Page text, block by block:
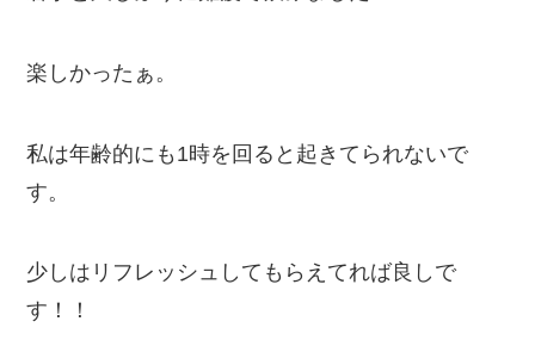
楽しかったぁ。
私は年齢的にも1時を回ると起きてられないで
す。
少しはリフレッシュしてもらえてれば良しで
す！！